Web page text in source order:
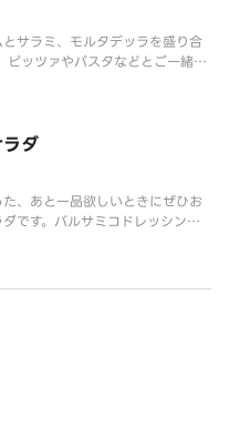
サラミ、モルタデッラを盛り合
ピッツァやパスタなどとご一緒
モルタデッラ・ルーコラ】 ※ダ
イズの倍量です。
ダ
、あと一品欲しいときにぜひお
です。バルサミコドレッシング